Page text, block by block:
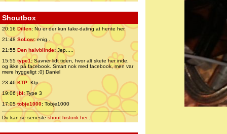
Shoutbox
20:16 Dillen: Nu er der kun fake-dating at hente her.
21:48 SoLow:enig..
21:55 Den halvblinde:Jep.....
15:55 type1:Savner lidt tiden, hvor alt skete her inde,
og ikke på facebook. Smart nok med facebook, men var
mere hyggeligt ;0) Daniel
23:46 KTP:Ktp
19:06jbl:Type 3
17:05tobje1000: Tobje1000
Du kan se senesteshout historik her...